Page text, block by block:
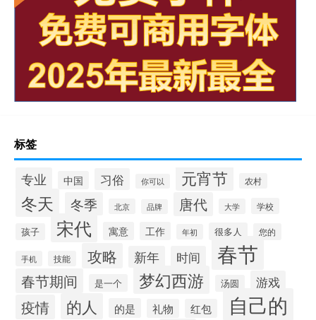
标签
专业 中国 习俗 你可以 元宵节 农村
冬天 冬季 北京 品牌 唐代 大学 学校
孩子 宋代 寓意 工作 年初 很多人 您的
手机 技能 攻略 新年 时间 春节
春节期间 是一个 梦幻西游 汤圆 游戏
疫情 的人 的是 礼物 红包 自己的